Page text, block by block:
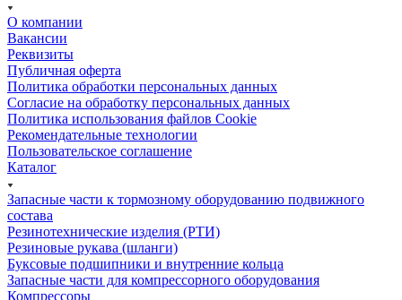
О компании
Вакансии
Реквизиты
Публичная оферта
Политика обработки персональных данных
Cогласие на обработку персональных данных
Политика использования файлов Cookie
Рекомендательные технологии
Пользовательское соглашение
Каталог
Запасные части к тормозному оборудованию подвижного
состава
Резинотехнические изделия (РТИ)
Резиновые рукава (шланги)
Буксовые подшипники и внутренние кольца
Запасные части для компрессорного оборудования
Компрессоры